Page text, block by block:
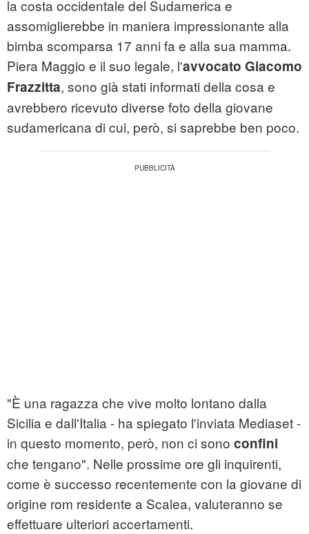
la costa occidentale del Sudamerica e
assomiglierebbe in maniera impressionante alla
bimba scomparsa 17 anni fa e alla sua mamma.
Piera Maggio e il suo legale, l'avvocato Giacomo
Frazzitta, sono già stati informati della cosa e
avrebbero ricevuto diverse foto della giovane
sudamericana di cui, però, si saprebbe ben poco.
"È una ragazza che vive molto lontano dalla
Sicilia e dall'Italia - ha spiegato l'inviata Mediaset -
in questo momento, però, non ci sono confini
che tengano". Nelle prossime ore gli inquirenti,
come è successo recentemente con la giovane di
origine rom residente a Scalea, valuteranno se
effettuare ulteriori accertamenti.